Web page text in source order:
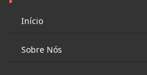
Início
Sobre Nós